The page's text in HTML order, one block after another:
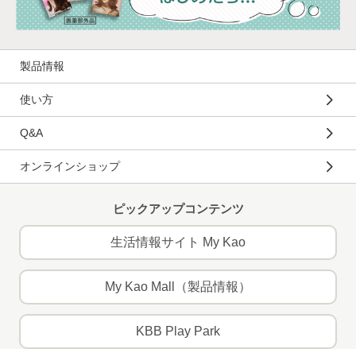
製品情報
使い方
Q&A
オンラインショップ
ピックアップコンテンツ
生活情報サイト My Kao
My Kao Mall（製品情報）
KBB Play Park